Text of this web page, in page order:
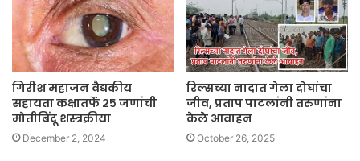
गिरीश महाजन वैद्यकीय
सहायता कक्षातर्फे २५ जणांची
मोतीबिंदू शस्त्रक्रीया
December 2, 2024
रिल्सच्या नादात गेला दोघांचा
जीव, प्रताप पाटलांनी तरुणांना
केले आवाहन
October 26, 2025